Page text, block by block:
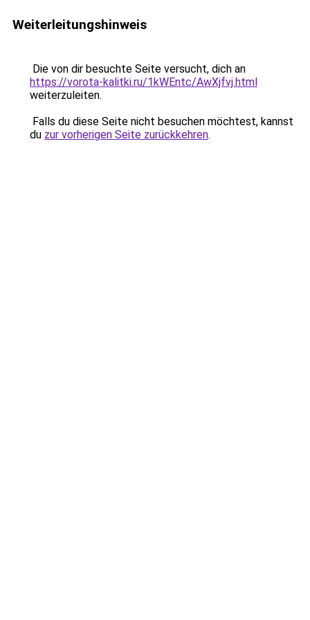
Weiterleitungshinweis
Die von dir besuchte Seite versucht, dich an
https://vorota-kalitki.ru/1kWEntc/AwXjfvj.html
weiterzuleiten.
Falls du diese Seite nicht besuchen möchtest, kannst
du zur vorherigen Seite zurückkehren.